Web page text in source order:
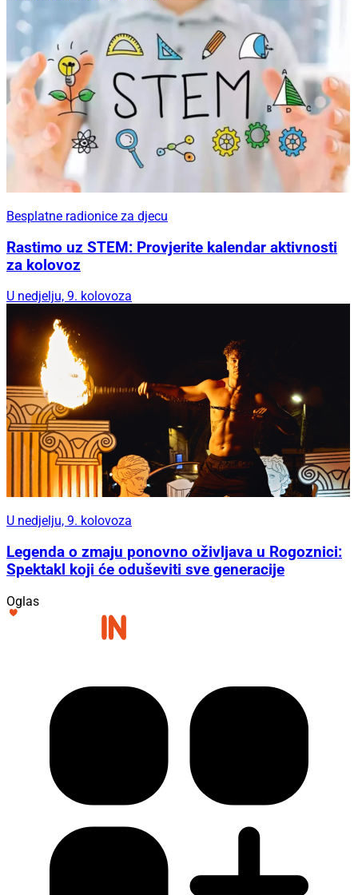
Besplatne radionice za djecu
Rastimo uz STEM: Provjerite kalendar aktivnosti
za kolovoz
U nedjelju, 9. kolovoza
U nedjelju, 9. kolovoza
Legenda o zmaju ponovno oživljava u Rogoznici:
Spektakl koji će oduševiti sve generacije
Oglas